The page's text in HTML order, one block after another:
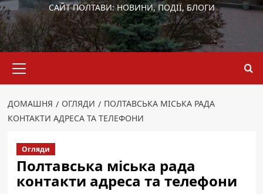
САЙТ ПОЛТАВИ: НОВИНИ, ПОДІЇ, БЛОГИ
меню
ДОМАШНЯ ОГЛЯДИ
ПОЛТАВСЬКА МІСЬКА РАДА
КОНТАКТИ АДРЕСА ТА ТЕЛЕФОНИ
Огляди
Полтавська міська рада
контакти адреса та телефони